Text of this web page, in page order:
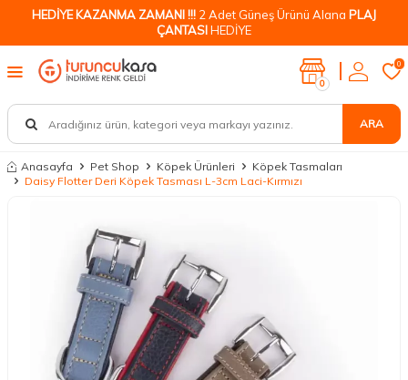
HEDİYE KAZANMA ZAMANI !!! 2 Adet Güneş Ürünü Alana PLAJ
ÇANTASIHEDİYE
ARA
0
0
Anasayfa Pet Shop Köpek Ürünleri
Köpek Tasmaları
Daisy Flotter Deri Köpek Tasması L-3cm Laci-Kırmızı